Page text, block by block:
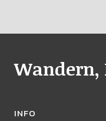
Wandern,
INFO